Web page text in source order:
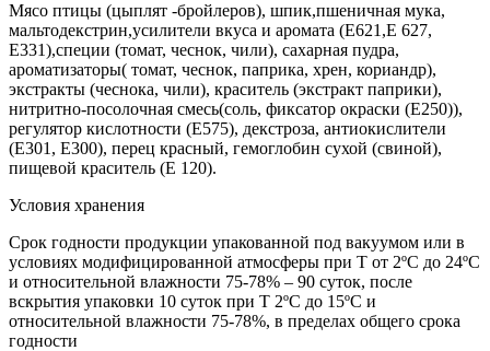
Мясо птицы (цыплят -бройлеров), шпик,пшеничная мука,
мальтодекстрин,усилители вкуса и аромата (Е621,Е 627,
Е331),специи (томат, чеснок, чили), сахарная пудра,
ароматизаторы( томат, чеснок, паприка, хрен, кориандр),
экстракты (чеснока, чили), краситель (экстракт паприки),
нитритно-посолочная смесь(соль, фиксатор окраски (Е250)),
регулятор кислотности (Е575), декстроза, антиокислители
(Е301, Е300), перец красный, гемоглобин сухой (свиной),
пищевой краситель (Е 120).
Условия хранения
Срок годности продукции упакованной под вакуумом или в
условиях модифицированной атмосферы при Т от 2ºС до 24ºС
и относительной влажности 75-78% – 90 суток, после
вскрытия упаковки 10 суток при Т 2ºС до 15ºС и
относительной влажности 75-78%, в пределах общего срока
годности